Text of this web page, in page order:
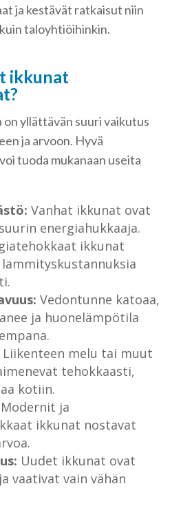
ja kestävät ratkaisut niin
taloyhtiöihinkin.
ikkunat
on yllättävän suuri vaikutus
ja arvoon. Hyvä
tuoda mukanaan useita
Vanhat ikkunat ovat
energiahukkaaja.
ikkunat
Vedontunne katoaa,
ja huonelämpötila
Liikenteen melu tai muut
tehokkaasti,
kotiin.
Modernit ja
ikkunat nostavat
Uudet ikkunat ovat
vaativat vain vähän